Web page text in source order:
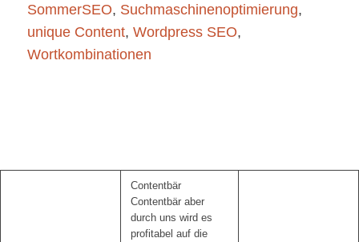
SommerSEO, Suchmaschinenoptimierung,
unique Content, Wordpress SEO,
Wortkombinationen
Contentbär
Contentbär aber
durch uns wird es
profitabel auf die